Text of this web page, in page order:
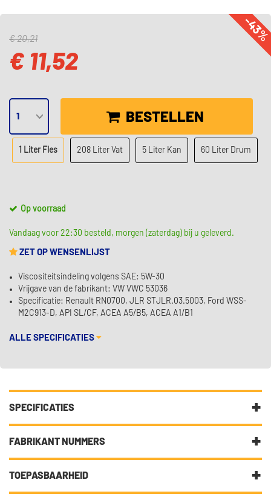
-
€ 20,21
€ 11,52
BESTELLEN
1 Liter Fles 208 Liter Vat 5 Liter Kan 60 Liter Drum
Op voorraad
Vandaag voor 22:30 besteld, morgen (zaterdag) bij u geleverd.
ZET OP WENSENLIJST
Viscositeitsindeling volgens SAE: 5W-30
Vrijgave van de fabrikant: VW VWC 53036
Specificatie: Renault RN0700, JLR STJLR.03.5003, Ford WSS-
M2C913-D, API SL/CF, ACEA A5/B5, ACEA A1/B1
ALLE SPECIFICATIES
SPECIFICATIES
Fabrikantcode
Merk Kroon Oil
FABRIKANT NUMMERS
5W-30
TOEPASBAARHEID